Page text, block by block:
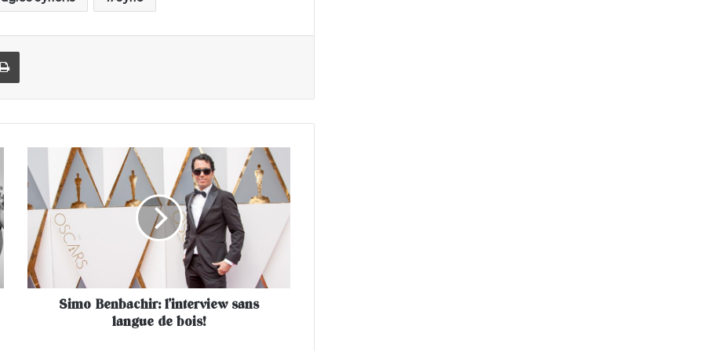
i
m
o
n
b
a
Simo Benbachir: l’interview sans
langue de bois!